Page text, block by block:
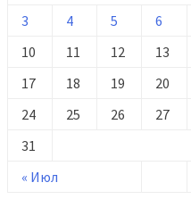
« Июл
3
4 5 6
10
11 12 13
17
18 19 20
24
25 26 27
31